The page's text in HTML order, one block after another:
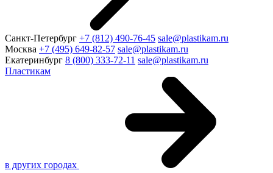
Санкт-Петербург +7 (812) 490-76-45 sale@plastikam.ru
Москва +7 (495) 649-82-57 sale@plastikam.ru
Екатеринбург 8 (800) 333-72-11 sale@plastikam.ru
Пластикам
в других городах